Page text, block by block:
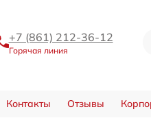
+7 (861) 212-36-12
Горячая линия
Контакты Отзывы